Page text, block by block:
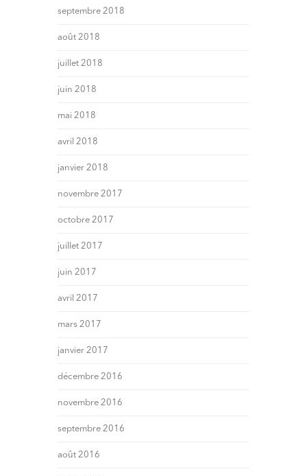
septembre 2018
août 2018
juillet 2018
juin 2018
mai 2018
avril 2018
janvier 2018
novembre 2017
octobre 2017
juillet 2017
juin 2017
avril 2017
mars 2017
janvier 2017
décembre 2016
novembre 2016
septembre 2016
août 2016